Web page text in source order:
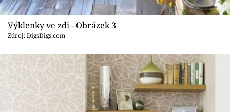
Výklenky ve zdi - Obrázek 3
Zdroj: DigsDigs.com